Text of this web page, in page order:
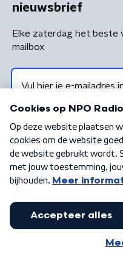
nieuwsbrief
Elke zaterdag het beste
mailbox
Algemene voorwaarden